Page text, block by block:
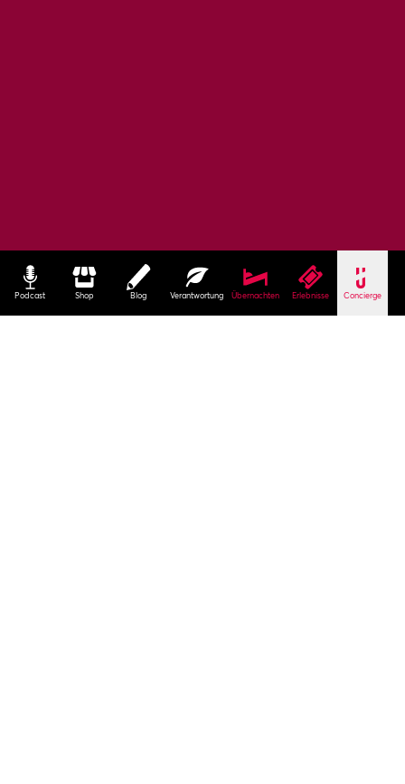
Podcast Shop Blog Verantwortung Übernachten Erlebnisse Concierge